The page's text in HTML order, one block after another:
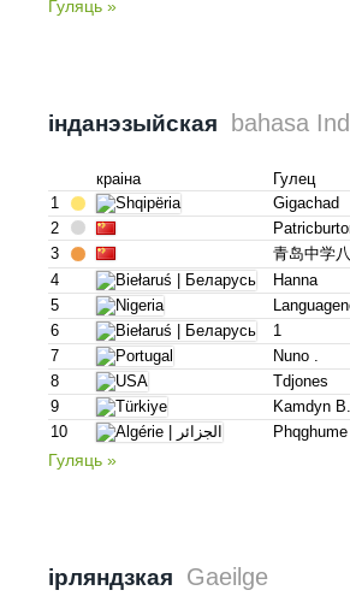
Гуляць »
інданэзыйская bahasa
краіна Гулец
1
Gigachad
2
3
青岛中学
4
Hanna
5
6
1
7
Nuno .
8
Tdjones
9
Kamdyn B.
10
Phqghume
Гуляць »
ірляндзкая Gaeilge